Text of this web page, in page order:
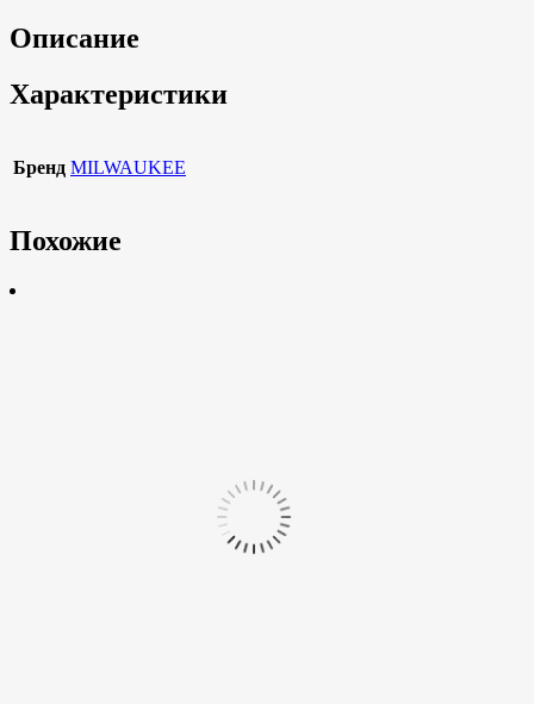
Описание
Характеристики
Бренд MILWAUKEE
Похожие